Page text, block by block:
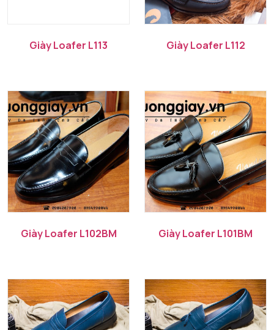
Giày Loafer L113 Giày Loafer L112
Giày Loafer L102BM Giày Loafer L101BM